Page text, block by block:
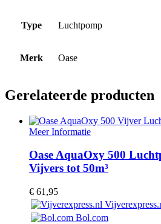
Type Luchtpomp
Merk Oase
Gerelateerde producten
Meer Informatie
Oase AquaOxy 500
Vijvers tot 50m³
€ 61,95
Bol.com